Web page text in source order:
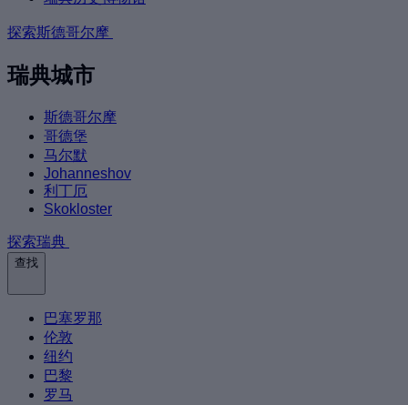
探索斯德哥尔摩
瑞典城市
斯德哥尔摩
哥德堡
马尔默
Johanneshov
利丁厄
Skokloster
探索瑞典
查找
巴塞罗那
伦敦
纽约
巴黎
罗马